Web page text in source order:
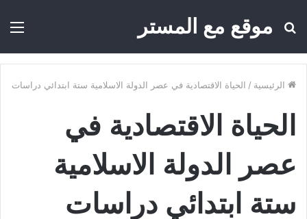
موقع مع المستر
بحث
الرئيسية / الحياة الاقتصادية في عصر الدولة الاسلامية ستة ابتدائي دراسات
الحياة الاقتصادية في
عصر الدولة الاسلامية
ستة ابتدائي دراسات